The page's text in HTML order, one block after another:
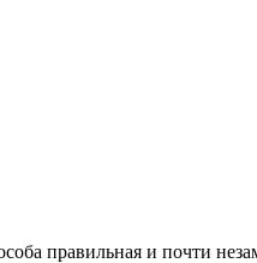
правильная и почти